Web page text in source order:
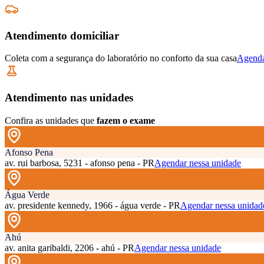
Atendimento domiciliar
Coleta com a segurança do laboratório no conforto da sua casa
Atendimento nas unidades
Confira as unidades que fazem o exame
Afonso Pena
av. rui barbosa, 5231 - afonso pena - PRAgendar nessa unidade
Água Verde
av. presidente kennedy, 1966 - água verde - PRAgendar nessa
Ahú
av. anita garibaldi, 2206 - ahú - PRAgendar nessa unidade